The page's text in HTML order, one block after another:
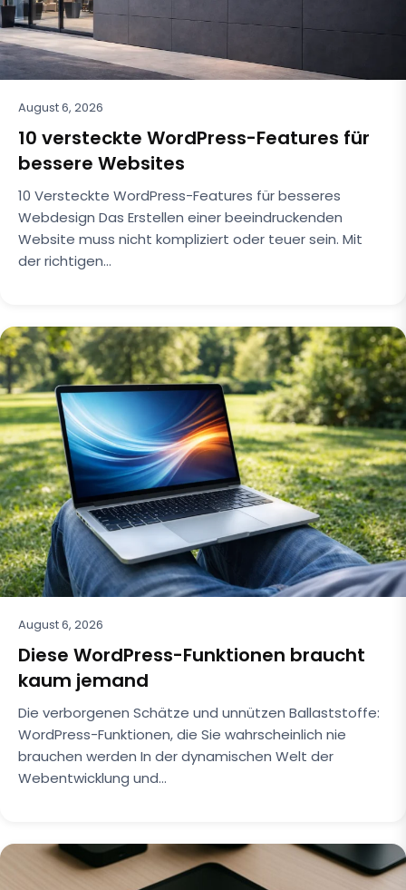
August 6, 2026
10 versteckte WordPress-Features für
bessere Websites
10 Versteckte WordPress-Features für besseres
Webdesign Das Erstellen einer beeindruckenden
Website muss nicht kompliziert oder teuer sein. Mit
der richtigen…
August 6, 2026
Diese WordPress-Funktionen braucht
kaum jemand
Die verborgenen Schätze und unnützen Ballaststoffe:
WordPress-Funktionen, die Sie wahrscheinlich nie
brauchen werden In der dynamischen Welt der
Webentwicklung und…